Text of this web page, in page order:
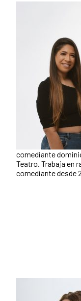
comediante
Teatro. Trabaja en
comediante desde